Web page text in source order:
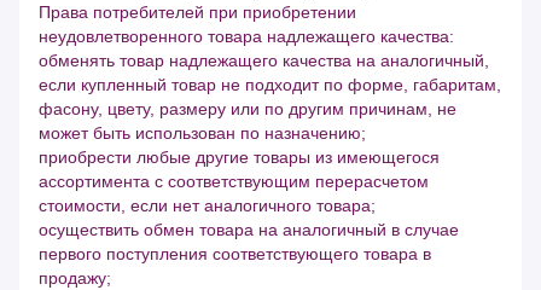
Права потребителей при приобретении
неудовлетворенного товара надлежащего качества:
обменять товар надлежащего качества на аналогичный,
если купленный товар не подходит по форме, габаритам,
фасону, цвету, размеру или по другим причинам, не
может быть использован по назначению;
приобрести любые другие товары из имеющегося
ассортимента с соответствующим перерасчетом
стоимости, если нет аналогичного товара;
осуществить обмен товара на аналогичный в случае
первого поступления соответствующего товара в
продажу;